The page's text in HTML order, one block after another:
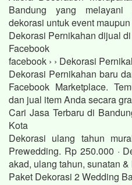
Bandung yang melayani
dekorasi untuk event
Dekorasi Pernikahan dijual
Facebook
facebook › › Dekorasi
Dekorasi Pernikahan baru
Facebook Marketplace.
dan jual item Anda secara
Cari Jasa Terbaru di
Kota
Dekorasi ulang tahun
Prewedding. Rp 250.000 ·
akad, ulang tahun, sunatan
Paket Dekorasi 2 Wedding